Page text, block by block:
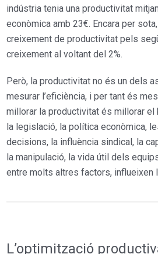
indústria tenia una productivitat
econòmica amb 23€. Encara per
creixement de productivitat pels
creixement al voltant del 2%.
Però, la productivitat no és un dels
mesurar l’eficiència, i per tant és
millorar la productivitat és millorar
la legislació, la política econòmica,
decisions, la influència sindical, la
la manipulació, la vida útil dels
entre molts altres factors, influeixen
L’optimització